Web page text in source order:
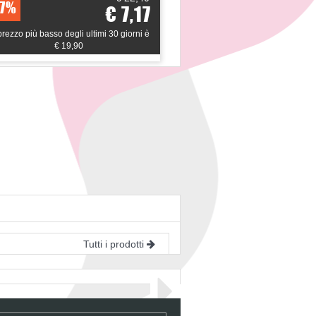
€ 7,17
più basso degli ultimi 30 giorni è
€ 19,90
*il prezzo più basso degli
Tutti i prodotti